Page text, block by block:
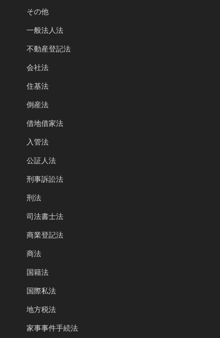
その他
一般法人法
不動産登記法
会社法
住基法
倒産法
借地借家法
入管法
公証人法
刑事訴訟法
刑法
司法書士法
商業登記法
商法
国籍法
国際私法
地方税法
家事事件手続法